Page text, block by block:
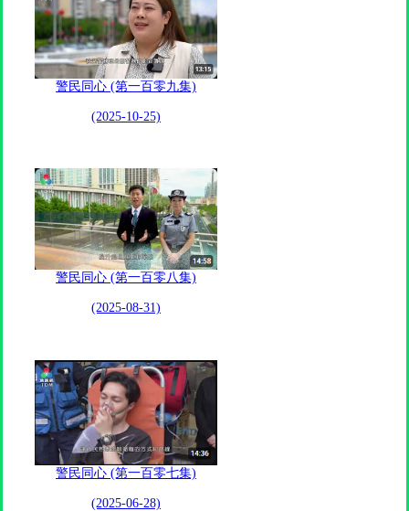
警民同心 (第一百零九集)
(2025-10-25)
警民同心 (第一百零八集)
(2025-08-31)
警民同心 (第一百零七集)
(2025-06-28)